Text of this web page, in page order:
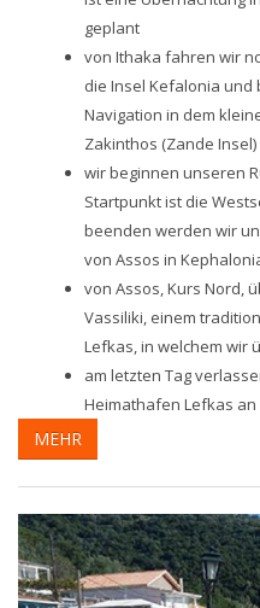
geplant
von Ithaka fahren wir
die Insel Kefalonia
Navigation in dem
Zakinthos (Zande Insel)
wir beginnen unseren
Startpunkt ist die
beenden werden wir
von Assos in
von Assos, Kurs Nord,
Vassiliki, einem
Lefkas, in welchem wir
am letzten Tag
Heimathafen Lefkas an
MEHR